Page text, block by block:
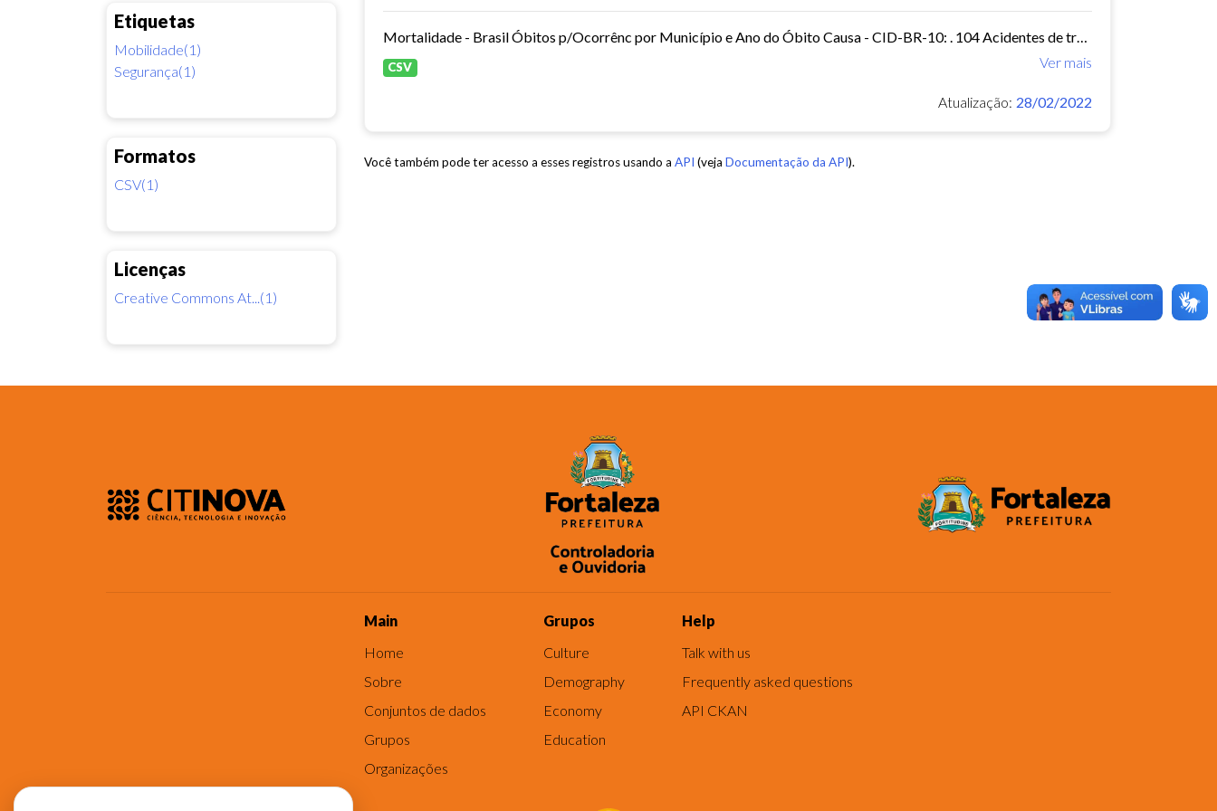
Etiquetas
Mobilidade(1)
Segurança(1)
Formatos
CSV(1)
Licenças
Creative Commons At...(1)
Mortalidade - Brasil Óbitos p/Ocorrênc por Município e Ano do Óbito Causa - CID-BR-10: . 104 Acidentes de transporte Período:2010-2019 Taxa municipal de homicídios por cem mil...
Ver mais
CSV
Atualização: 28/02/2022
Você também pode ter acesso a esses registros usando a API (veja Documentação da API).
Main
Home
Sobre
Conjuntos de dados
Grupos
Organizações
Grupos
Culture
Demography
Economy
Education
Help
Talk with us
Frequently asked questions
API CKAN